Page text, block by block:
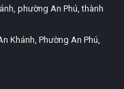
phường An Phú, thành
Khánh, Phường An Phú,